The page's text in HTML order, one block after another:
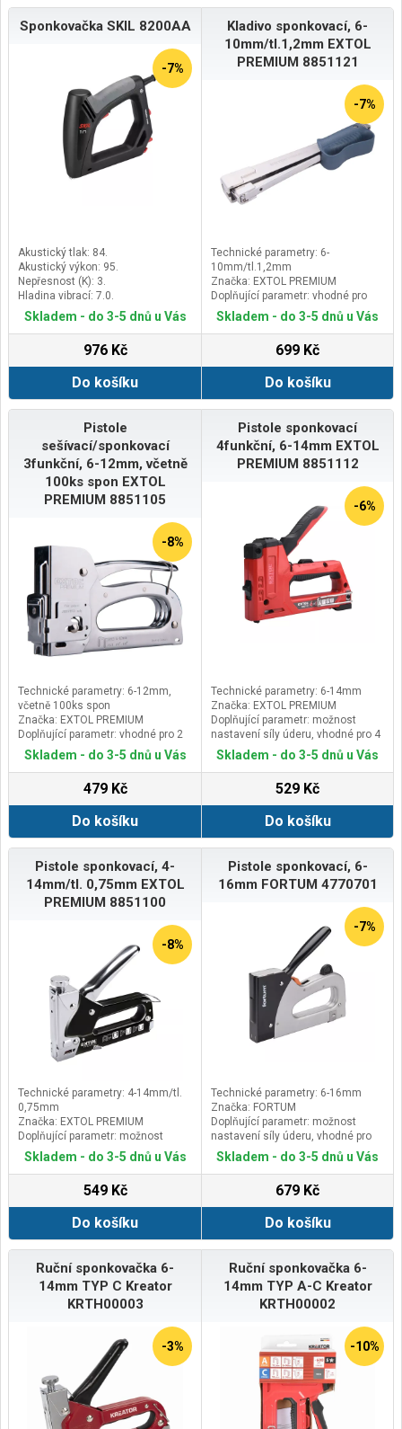
Sponkovačka SKIL 8200AA
-7%
Akustický tlak: 84.
Akustický výkon: 95.
Nepřesnost (K): 3.
Hladina vibrací: 7.0.
Skladem - do 3-5 dnů u Vás
976 Kč
Do košíku
Kladivo sponkovací, 6-
10mm/tl.1,2mm EXTOL
PREMIUM 8851121
-7%
Technické parametry: 6-
10mm/tl.1,2mm
Značka: EXTOL PREMIUM
Doplňující parametr: vhodné pro
spony: výška 6-10mm, rozteč 10,6x
tl.1,2mm, váha 955g
Skladem - do 3-5 dnů u Vás
699 Kč
Do košíku
Pistole
sešívací/sponkovací
3funkční, 6-12mm, včetně
100ks spon EXTOL
PREMIUM 8851105
-8%
Technické parametry: 6-12mm,
včetně 100ks spon
Značka: EXTOL PREMIUM
Doplňující parametr: vhodné pro 2
typy spon: výška 6-12mm, rozteč
10,6x tl.0,7mm a rozteč 11,3x
tl.0,7mm
Skladem - do 3-5 dnů u Vás
479 Kč
Do košíku
Pistole sponkovací
4funkční, 6-14mm EXTOL
PREMIUM 8851112
-6%
Technické parametry: 6-14mm
Značka: EXTOL PREMIUM
Doplňující parametr: možnost
nastavení síly úderu, vhodné pro 4
typy spon: výška 6-14mm, rozteč
10,6x tl.1,2mm+ rozteč 11,3x
tl.0,75mm, kabelové spony výšky
10-14mm rozteč 7,6mm, hřebíky s
hlavičkou do max. délky 15mm
Skladem - do 3-5 dnů u Vás
529 Kč
Do košíku
Pistole sponkovací, 4-
14mm/tl. 0,75mm EXTOL
PREMIUM 8851100
-8%
Technické parametry: 4-14mm/tl.
0,75mm
Značka: EXTOL PREMIUM
Doplňující parametr: možnost
nastavení síly úderu, vhodné pro
spony: výška 4-14mm, rozteč 11,3x
bez hlavičky do max. délky 15mm
Skladem - do 3-5 dnů u Vás
549 Kč
Do košíku
Pistole sponkovací, 6-
16mm FORTUM 4770701
-7%
Technické parametry: 6-16mm
Značka: FORTUM
Doplňující parametr: možnost
nastavení síly úderu, vhodné pro
spony: výška 6-16mm, rozteč 11,3x
tl.0,7mm, hřebíky s hlavičkou do
Skladem - do 3-5 dnů u Vás
679 Kč
Do košíku
Ruční sponkovačka 6-
14mm TYP C Kreator
KRTH00003
-3%
Ruční sponkovačka 6-
14mm TYP A-C Kreator
KRTH00002
-10%